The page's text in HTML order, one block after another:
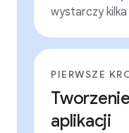
wystarczy kilka
PIERWSZE
aplikacji